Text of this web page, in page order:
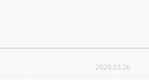
2020.03.26